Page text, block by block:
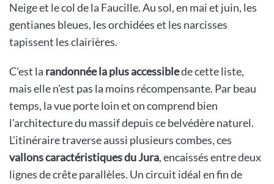
Neige et le col de la Faucille. Au sol, en mai et juin, les
gentianes bleues, les orchidées et les narcisses
tapissent les clairières.
C'est la randonnée la plus accessiblede cette liste,
mais elle n'est pas la moins récompensante. Par beau
temps, la vue porte loin et on comprend bien
l'architecture du massif depuis ce belvédère naturel.
L'itinéraire traverse aussi plusieurs combes, ces
vallons caractéristiques du Jura, encaissés entre deux
lignes de crête parallèles. Un circuit idéal en fin de